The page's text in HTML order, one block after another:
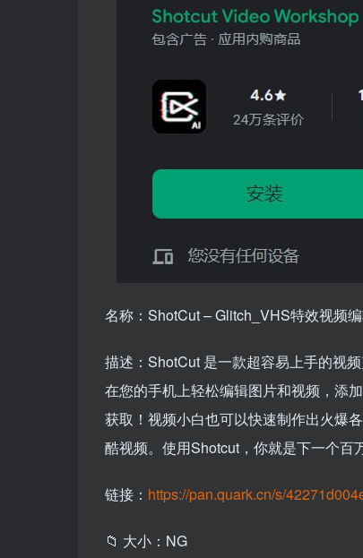
名称：ShotCut – Glitch_VHS特效视频
描述：ShotCut 是一款超容易上手的视
在您的手机上轻松编辑图片和视频，添
获取！视频小白也可以快速制作出火爆
酷视频。使用Shotcut，你就是下一个百
链接： https://pan.quark.cn/s/
📁 大小：NG